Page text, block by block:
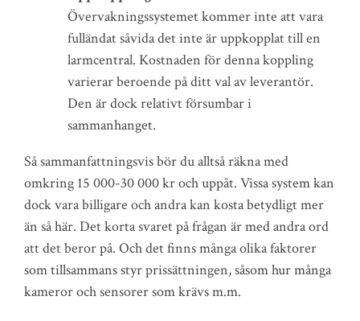
Övervakningssystemet kommer inte att vara
fulländat såvida det inte är uppkopplat till en
larmcentral. Kostnaden för denna koppling
varierar beroende på ditt val av leverantör.
Den är dock relativt försumbar i
sammanhanget.
Så sammanfattningsvis bör du alltså räkna med
omkring 15 000-30 000 kr och uppåt. Vissa system kan
dock vara billigare och andra kan kosta betydligt mer
än så här. Det korta svaret på frågan är med andra ord
att det beror på. Och det finns många olika faktorer
som tillsammans styr prissättningen, såsom hur många
kameror och sensorer som krävs m.m.